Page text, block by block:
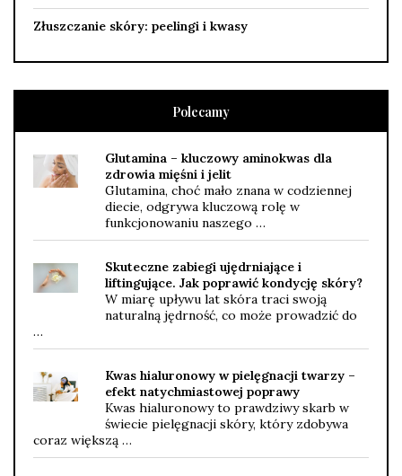
Złuszczanie skóry: peelingi i kwasy
Polecamy
Glutamina – kluczowy aminokwas dla
zdrowia mięśni i jelit
Glutamina, choć mało znana w codziennej
diecie, odgrywa kluczową rolę w
funkcjonowaniu naszego …
Skuteczne zabiegi ujędrniające i
liftingujące. Jak poprawić kondycję skóry?
W miarę upływu lat skóra traci swoją
naturalną jędrność, co może prowadzić do
…
Kwas hialuronowy w pielęgnacji twarzy –
efekt natychmiastowej poprawy
Kwas hialuronowy to prawdziwy skarb w
świecie pielęgnacji skóry, który zdobywa
coraz większą …